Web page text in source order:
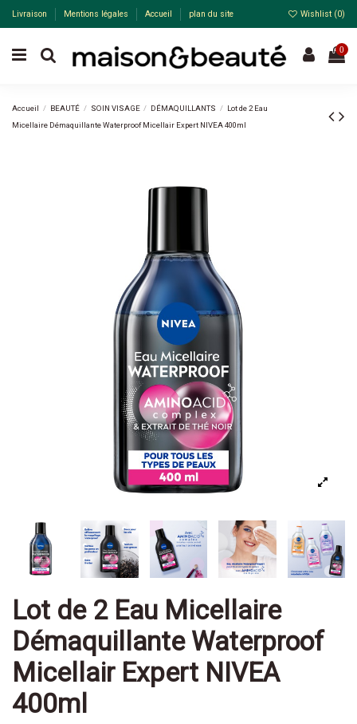
Livraison Mentions légales Accueil plan du site Wishlist (0)
0
Accueil BEAUTÉ SOIN VISAGE DÉMAQUILLANTS
Lot de 2 Eau
Micellaire Démaquillante Waterproof Micellair Expert NIVEA 400ml
Lot de 2 Eau Micellaire
Démaquillante Waterproof
Micellair Expert NIVEA
400ml